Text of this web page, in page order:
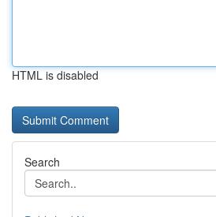
HTML is disabled
Search